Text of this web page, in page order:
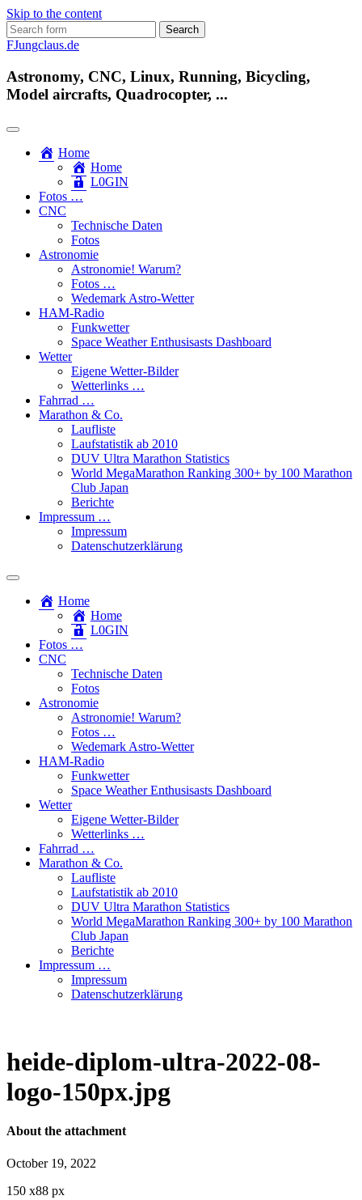
Skip to the content
Search
for:
FJungclaus.de
Astronomy, CNC, Linux, Running, Bicycling,
Model aircrafts, Quadrocopter, ...
Home
Home
L​0​​GIN
Fotos …
CNC
Technische Daten
Fotos
Astronomie
Astronomie! Warum?
Fotos …
Wedemark Astro-Wetter
HAM-Radio
Funkwetter
Space Weather Enthusisasts Dashboard
Wetter
Eigene Wetter-Bilder
Wetterlinks …
Fahrrad …
Marathon & Co.
Laufliste
Laufstatistik ab 2010
DUV Ultra Marathon Statistics
World MegaMarathon Ranking 300+ by 100 Marathon
Club Japan
Berichte
Impressum …
Impressum
Datenschutzerklärung
Toggle
search
field
Home
Home
L​0​​GIN
Fotos …
CNC
Technische Daten
Fotos
Astronomie
Astronomie! Warum?
Fotos …
Wedemark Astro-Wetter
HAM-Radio
Funkwetter
Space Weather Enthusisasts Dashboard
Wetter
Eigene Wetter-Bilder
Wetterlinks …
Fahrrad …
Marathon & Co.
Laufliste
Laufstatistik ab 2010
DUV Ultra Marathon Statistics
World MegaMarathon Ranking 300+ by 100 Marathon
Club Japan
Berichte
Impressum …
Impressum
Datenschutzerklärung
heide-diplom-ultra-2022-08-
logo-150px.jpg
About the attachment
October 19, 2022
150 x88 px